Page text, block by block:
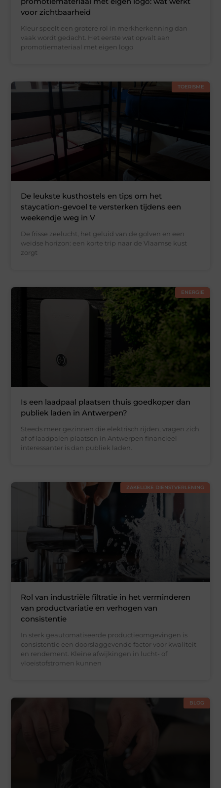
voor zichtbaarheid
Kleur speelt een grotere rol in merkherkenning dan
vaak wordt gedacht. Het eerste wat opvalt aan
promotiemateriaal met eigen logo
TOERISME
De leukste kusthostels en tips om het
staycation-gevoel te versterken tijdens een
weekendje weg in V
De frisse zeelucht, het geluid van de golven en een
weidse horizon: een korte trip naar de Vlaamse kust
zorgt
ENERGIE
Is een laadpaal plaatsen thuis goedkoper dan
publiek laden in Antwerpen?
Steeds meer gezinnen die elektrisch rijden, vragen zich
af of laadpalen plaatsen in Antwerpen financieel
interessanter is dan publiek laden.
ZAKELIJKE DIENSTVERLENING
Rol van industriële filtratie in het verminderen
van productvariatie en verhogen van
consistentie
In sterk geautomatiseerde productieomgevingen is
consistentie een doorslaggevende factor voor kwaliteit
en rendement. Kleine afwijkingen in lucht- of
vloeistofstromen kunnen
BLOG